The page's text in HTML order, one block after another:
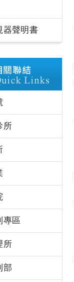
器聲明書
所
專區
所
部